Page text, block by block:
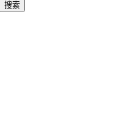
搜索